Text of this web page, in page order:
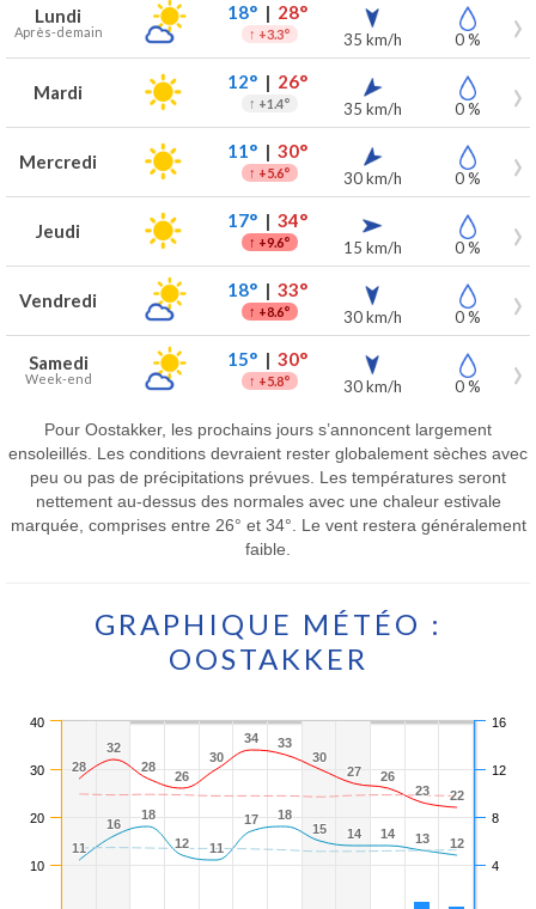
Lundi
Après-demain
18°| 28°
↑ +3.3° 35 km/h 0 %
Mardi 12°| 26°
↑ +1.4° 35 km/h 0 %
Mercredi 11°| 30°
↑ +5.6° 30 km/h 0 %
Jeudi 17°| 34°
↑ +9.6° 15 km/h 0 %
Vendredi 18°| 33°
↑ +8.6° 30 km/h 0 %
Samedi
Week-end
15°| 30°
↑ +5.8° 30 km/h 0 %
Pour Oostakker, les prochains jours s’annoncent largement
ensoleillés. Les conditions devraient rester globalement sèches avec
peu ou pas de précipitations prévues. Les températures seront
nettement au-dessus des normales avec une chaleur estivale
marquée, comprises entre 26° et 34°. Le vent restera généralement
faible.
GRAPHIQUE MÉTÉO :
OOSTAKKER
28
28
32
32
28
28
26
26
30
30
34
34 33
33
30
30
27
27 26
26
23
23 22
22
11
11
16
16
18
18
12
12 11
11
17
17 18
18
15
15 14
14 14
14 13
13 12
12
10
20
30
40
4
8
12
16